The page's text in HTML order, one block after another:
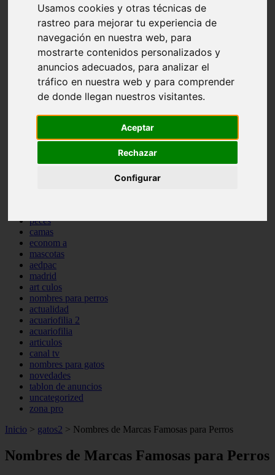
Usamos cookies y otras técnicas de
rastreo para mejorar tu experiencia de
navegación en nuestra web, para
mostrarte contenidos personalizados y
anuncios adecuados, para analizar el
tráfico en nuestra web y para comprender
de donde llegan nuestros visitantes.
Aceptar
Rechazar
Configurar
comportamiento
protagonistas
abandono
adopci n
ferias
higiene
snacks
acuario
viajar
cr a
peces
camas
econom a
mascotas
aedpac
madrid
art culos
nombres para perros
actualidad
acuariofilia 2
acuariofilia
articulos
canal tv
nombres para gatos
novedades
tablon de anuncios
uncategorized
zona pro
Inicio > gatos2 > Nombres de Marcas Famosas para Perros
Nombres de Marcas Famosas para Perros